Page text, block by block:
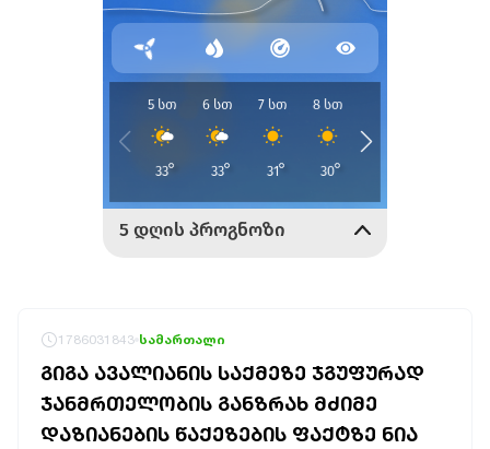
1786031843 სამართალი
ᲒᲘᲒᲐ ᲐᲕᲐᲚᲘᲐᲜᲘᲡ ᲡᲐᲥᲛᲔᲖᲔ ᲯᲒᲣᲤᲣᲠᲐᲓ
ᲯᲐᲜᲛᲠᲗᲔᲚᲝᲑᲘᲡ ᲒᲐᲜᲖᲠᲐᲮ ᲛᲫᲘᲛᲔ
ᲓᲐᲖᲘᲐᲜᲔᲑᲘᲡ ᲬᲐᲥᲔᲖᲔᲑᲘᲡ ᲤᲐᲥᲢᲖᲔ ᲜᲘᲐ